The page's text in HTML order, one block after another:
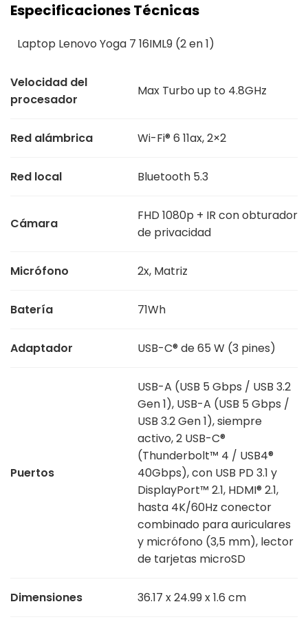
Especificaciones Técnicas
Laptop Lenovo Yoga 7 16IML9 (2 en 1)
Velocidad del
procesador
Max Turbo up to 4.8GHz
Red alámbrica Wi-Fi® 6 11ax, 2×2
Red local Bluetooth 5.3
Cámara
FHD 1080p + IR con obturador
de privacidad
Micrófono 2x, Matriz
Batería 71Wh
Adaptador USB-C® de 65 W (3 pines)
Puertos
USB-A (USB 5 Gbps / USB 3.2
Gen 1), USB-A (USB 5 Gbps /
USB 3.2 Gen 1), siempre
activo, 2 USB-C®
(Thunderbolt™ 4 / USB4®
40Gbps), con USB PD 3.1 y
DisplayPort™ 2.1, HDMI® 2.1,
hasta 4K/60Hz conector
combinado para auriculares
y micrófono (3,5 mm), lector
de tarjetas microSD
Dimensiones 36.17 x 24.99 x 1.6 cm